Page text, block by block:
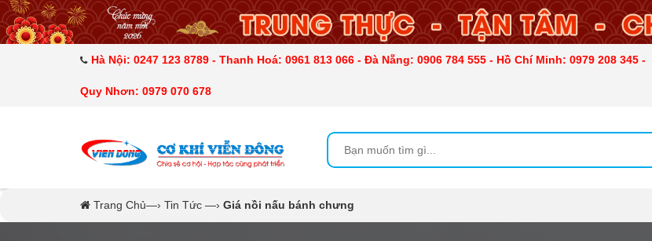
Hà Nội: 0247 123 8789 - Thanh Hoá: 0961 813 066 - Đà Nẵng: 0906 784 555 - Hồ Chí Minh: 0979 208 345 -
Quy Nhơn: 0979 070 678
Trang Chủ—› Tin Tức —› Giá nồi nấu bánh chưng
DANH MỤC SẢN PHẨM
MÁY SẤY THỰC PHẨM CÔNG NGHIỆP
MÁY ÉP MÍA TẠO BỌT
MÁY RỬA BÁT SIÊU ÂM
LÒ SẤY